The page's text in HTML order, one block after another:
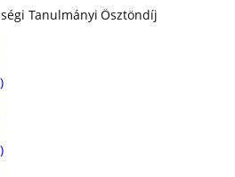
Tanulmányi Ösztöndíj